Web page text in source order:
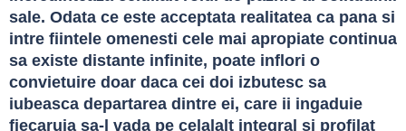
sale. Odata ce este acceptata realitatea ca pana si
intre fiintele omenesti cele mai apropiate continua
sa existe distante infinite, poate inflori o
convietuire doar daca cei doi izbutesc sa
iubeasca departarea dintre ei, care ii ingaduie
fiecaruia sa-l vada pe celalalt integral si profilat